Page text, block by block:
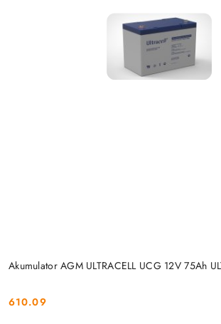
Akumulator AGM ULTRACELL UCG 12V 75Ah
Cena:
610.09